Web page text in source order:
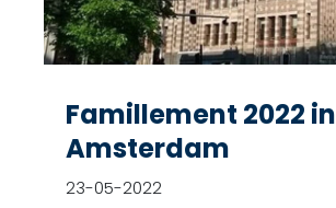
Famillement 2022 in
Amsterdam
23-05-2022